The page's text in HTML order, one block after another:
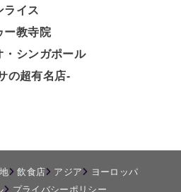
ライス
ー教寺院
・シンガポール
の超有名店-
飲食店 アジア
ヨーロッパ
プライバシーポリシー